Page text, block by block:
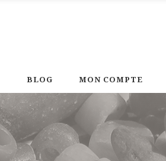
BLOG MON COMPTE